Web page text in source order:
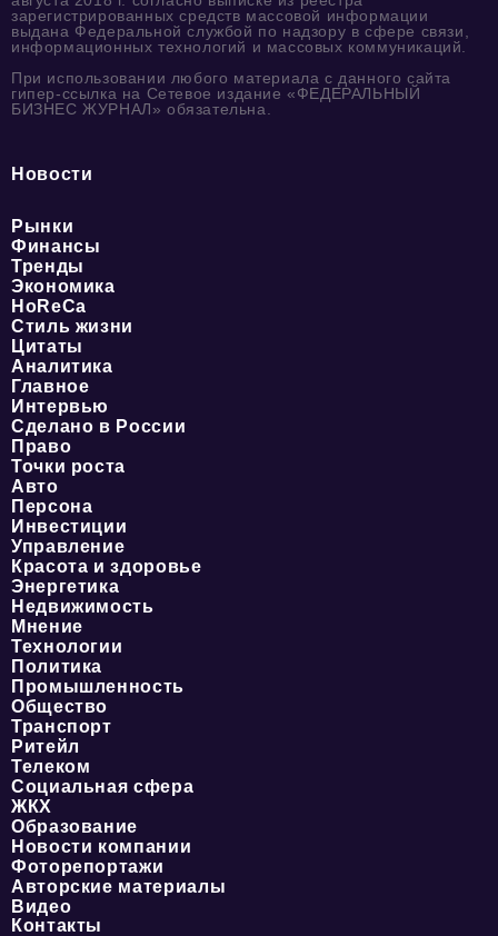
зарегистрированных средств массовой информации
выдана Федеральной службой по надзору в сфере связи,
информационных технологий и массовых коммуникаций.
При использовании любого материала с данного сайта
гипер-ссылка на Сетевое издание «ФЕДЕРАЛЬНЫЙ
БИЗНЕС ЖУРНАЛ» обязательна.
Новости
Рынки
Финансы
Тренды
Экономика
HoReCa
Стиль жизни
Цитаты
Аналитика
Главное
Интервью
Сделано в России
Право
Точки роста
Авто
Персона
Инвестиции
Управление
Красота и здоровье
Энергетика
Недвижимость
Мнение
Технологии
Политика
Промышленность
Общество
Транспорт
Ритейл
Телеком
Социальная сфера
ЖКХ
Образование
Новости компании
Фоторепортажи
Авторские материалы
Видео
Контакты